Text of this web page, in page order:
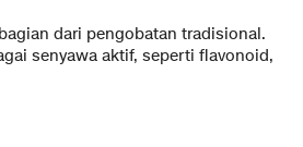
dari pengobatan tradisional.
senyawa aktif, seperti flavonoid,